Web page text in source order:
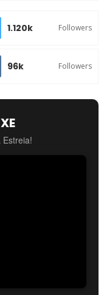
1.120k Followers
96k Followers